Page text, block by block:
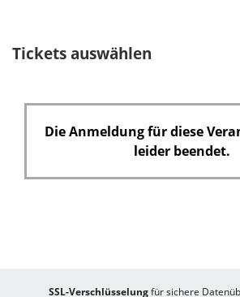
t
d
Tickets auswählen
Die Anmeldung für diese
leider beendet.
SSL-Verschlüsselungfür sichere